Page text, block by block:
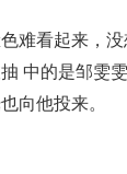
难看起来，
中的是邹雯
向他投来。